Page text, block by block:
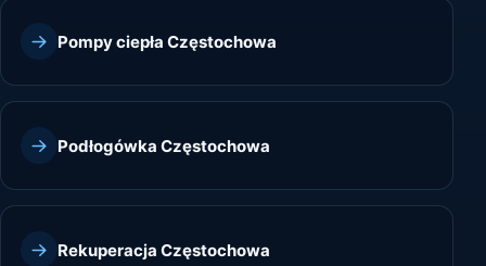
Pompy ciepła Częstochowa
Podłogówka Częstochowa
Rekuperacja Częstochowa